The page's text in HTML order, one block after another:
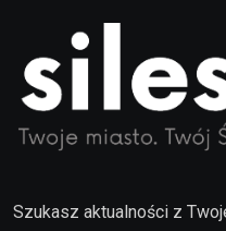
Szukasz aktualności z